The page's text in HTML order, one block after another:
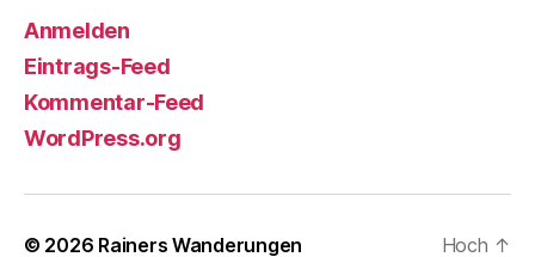
Anmelden
Eintrags-Feed
Kommentar-Feed
WordPress.org
© 2026 Rainers Wanderungen Hoch ↑